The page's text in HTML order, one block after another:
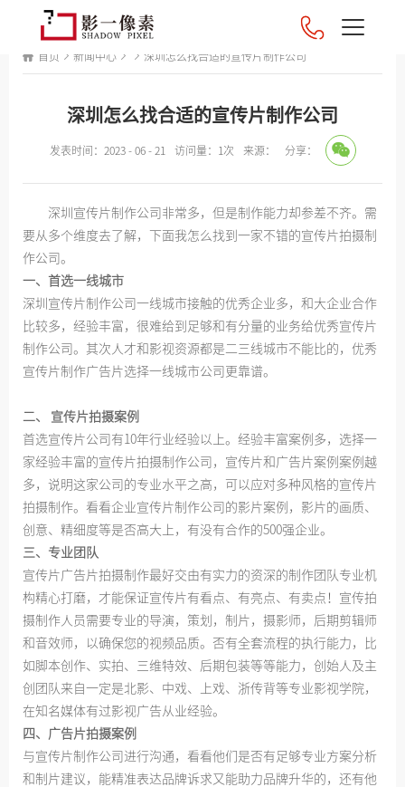
首页 新闻中心 深圳怎么找合适的宣传片制作公司
深圳怎么找合适的宣传片制作公司
发表时间：2023 - 06 - 21 访问量：1次 来源： 分享：
深圳宣传片制作公司非常多，但是制作能力却参差不齐。需
要从多个维度去了解，下面我怎么找到一家不错的宣传片拍摄制
作公司。
一、首选一线城市
深圳宣传片制作公司一线城市接触的优秀企业多，和大企业合作
比较多，经验丰富，很难给到足够和有分量的业务给优秀宣传片
制作公司。其次人才和影视资源都是二三线城市不能比的，优秀
宣传片制作广告片选择一线城市公司更靠谱。
二、 宣传片拍摄案例
首选宣传片公司有10年行业经验以上。经验丰富案例多，选择一
家经验丰富的宣传片拍摄制作公司，宣传片和广告片案例案例越
多，说明这家公司的专业水平之高，可以应对多种风格的宣传片
拍摄制作。看看企业宣传片制作公司的影片案例，影片的画质、
创意、精细度等是否高大上，有没有合作的500强企业。
三、专业团队
宣传片广告片拍摄制作最好交由有实力的资深的制作团队专业机
构精心打磨，才能保证宣传片有看点、有亮点、有卖点！宣传拍
摄制作人员需要专业的导演，策划，制片，摄影师，后期剪辑师
和音效师，以确保您的视频品质。否有全套流程的执行能力，比
如脚本创作、实拍、三维特效、后期包装等等能力，创始人及主
创团队来自一定是北影、中戏、上戏、浙传背等专业影视学院，
在知名媒体有过影视广告从业经验。
四、广告片拍摄案例
与宣传片制作公司进行沟通，看看他们是否有足够专业方案分析
和制片建议，能精准表达品牌诉求又能助力品牌升华的，还有他